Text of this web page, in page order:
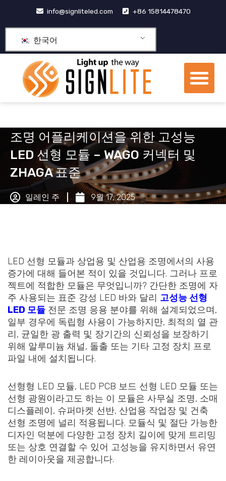
츠
건
info@signliteled.com +86 15814478470
한국어
메
뉴
조명 어플리케이션을 위한 고성능
LED 선형 모듈 – WAGO 커넥터 및
ZHAGA 표준
일레인 주 9월 17, 2025
LED 선형 모듈과 상업용 및 산업용 조명에서의 사용
증가에 대해 들어본 적이 있을 것입니다. 그러나 프로
젝트에 적합한 모듈은 무엇입니까? 간단한 조명에 자
주 사용되는 표준 강성 LED 바와 달리 고성능 선형
LED 모듈 전문 조명 응용 분야를 위해 설계되었으며,
일부 경우에 독립형 사용이 가능하지만, 최적의 열 관
리, 균일한 광 출력 및 장기간의 신뢰성을 보장하기
위해 알루미늄 채널, 돌출 또는 기타 고정 장치 프로
파일 내에 설치됩니다.
선형형 LED 모듈, LED PCB 보드 선형 LED 모듈 또는
선형 광원이라고도 하는 이 모듈은 사무실 조명, 소매
디스플레이, 슈퍼마켓 선반, 산업용 작업장 및 건축
선형 조명에 널리 적용됩니다. 모듈식 및 절단 가능한
디자인 덕분에 다양한 고정 장치 길이에 맞게 트리밍
또는 상호 연결할 수 있어 고성능을 유지하면서 유연
한 레이아웃을 제공합니다.